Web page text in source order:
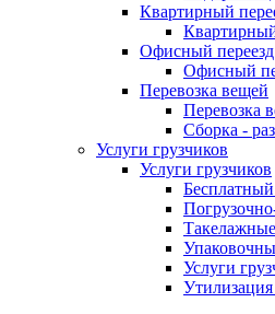
Квартирный
Офисный переезд
Офисный
Перевозка вещей
Перевозка
Сборка -
Услуги грузчиков
Услуги грузчиков
Услуги